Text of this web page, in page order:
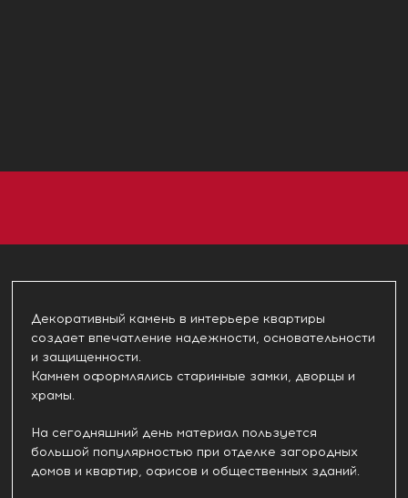
Декоративный камень в интерьере квартиры
создает впечатление надежности, основательности
и защищенности.
Камнем оформлялись старинные замки, дворцы и
храмы.
На сегодняшний день материал пользуется
большой популярностью при отделке загородных
домов и квартир, офисов и общественных зданий.